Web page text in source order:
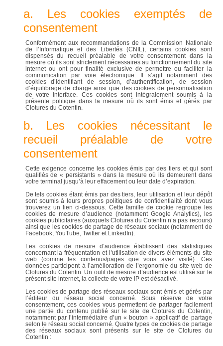
a. Les cookies exemptés de
consentement
Conformément aux recommandations de la Commission Nationale
de l’Informatique et des Libertés (CNIL), certains cookies sont
dispensés du recueil préalable de votre consentement dans la
mesure où ils sont strictement nécessaires au fonctionnement du site
internet ou ont pour finalité exclusive de permettre ou faciliter la
communication par voie électronique. Il s’agit notamment des
cookies d’identifiant de session, d’authentification, de session
d’équilibrage de charge ainsi que des cookies de personnalisation
de votre interface. Ces cookies sont intégralement soumis à la
présente politique dans la mesure où ils sont émis et gérés par
Clotures du Cotentin.
b. Les cookies nécessitant le
recueil préalable de votre
consentement
Cette exigence concerne les cookies émis par des tiers et qui sont
qualifiés de « persistants » dans la mesure où ils demeurent dans
votre terminal jusqu’à leur effacement ou leur date d’expiration.
De tels cookies étant émis par des tiers, leur utilisation et leur dépôt
sont soumis à leurs propres politiques de confidentialité dont vous
trouverez un lien ci-dessous. Cette famille de cookie regroupe les
cookies de mesure d’audience (notamment Google Analytics), les
cookies publicitaires (auxquels Clotures du Cotentin n’a pas recours)
ainsi que les cookies de partage de réseaux sociaux (notamment de
Facebook, YouTube, Twitter et LinkedIn).
Les cookies de mesure d’audience établissent des statistiques
concernant la fréquentation et l’utilisation de divers éléments du site
web (comme les contenus/pages que vous avez visité). Ces
données participent à l’amélioration de l’ergonomie du site web de
Clotures du Cotentin. Un outil de mesure d’audience est utilisé sur le
présent site internet, la collecte de votre IP est désactivé.
Les cookies de partage des réseaux sociaux sont émis et gérés par
l’éditeur du réseau social concerné. Sous réserve de votre
consentement, ces cookies vous permettent de partager facilement
une partie du contenu publié sur le site de Clotures du Cotentin,
notamment par l’intermédiaire d’un « bouton » applicatif de partage
selon le réseau social concerné. Quatre types de cookies de partage
des réseaux sociaux sont présents sur le site de Clotures du
Cotentin :